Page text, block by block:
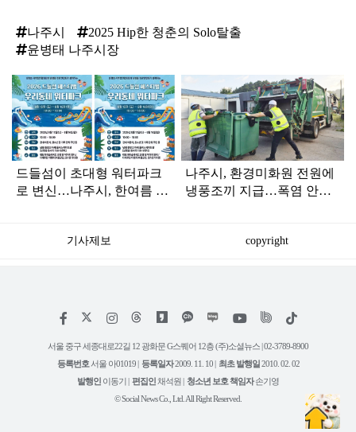
나주시
2025 Hip한 청춘의 Solo탈출
윤병태 나주시장
탑
라
인
드들섬이 초대형 워터파크
로 변신…나주시, 한여름 물
나주시, 환경미화원 전원에
냉풍조끼 지급…폭염 안전
기사제보 copyright
페
스
인
타
램
위
트
유
튜
틱
서울 중구 세종대로22길 12 광화문 G스퀘어 12층 (주)소셜뉴스 | 02-3789-8900
등록번호 서울 아01019 | 등록일자2009. 11. 10 | 최초 발행일 2010. 02. 02
발행인 이동기 | 편집인 채석원 | 청소년 보호 책임자손기영
© Social News Co., Ltd. All Right Reserved.